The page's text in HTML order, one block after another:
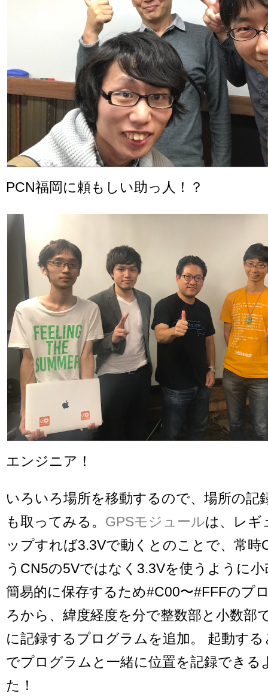
PCN福岡に頼もしい助っ人！？
エンジニア！
いろいろ場所を移動するので、場所の記
も取ってみる。 GPSモジュールは、レギ
ップすれば3.3Vで動くとのことで、常時
うCN5の5Vではなく3.3Vを使うように
簡易的に保存するため#C00〜#FFFのプ
ろから、緯度経度を分で整数部と小数部
に記録するプログラムを追加。 起動す
でプログラムと一緒に位置を記録できる
た！